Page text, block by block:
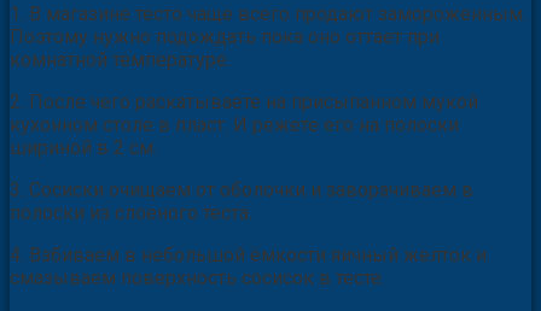
1. В магазине тесто чаще всего продают замороженным.
Поэтому нужно подождать пока оно оттает при
комнатной температуре.
2. После чего раскатываете на присыпанном мукой
кухонном столе в пласт. И режете его на полоски
шириной в 2 см.
3. Сосиски очищаем от оболочки и заворачиваем в
полоски из слоеного теста.
4. Взбиваем в небольшой ёмкости яичный желток и
смазываем поверхность сосисок в тесте.